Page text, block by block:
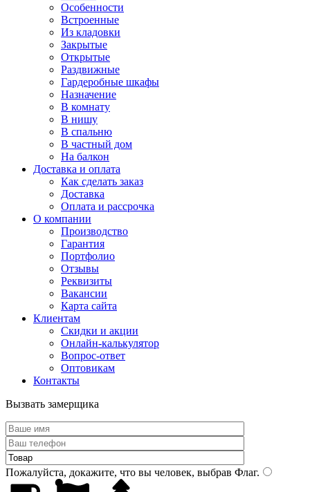
Особенности
Встроенные
Из кладовки
Закрытые
Открытые
Раздвижные
Гардеробные шкафы
Назначение
В комнату
В нишу
В спальню
В частный дом
На балкон
Доставка и оплата
Как сделать заказ
Доставка
Оплата и рассрочка
О компании
Производство
Гарантия
Портфолио
Отзывы
Реквизиты
Вакансии
Карта сайта
Клиентам
Скидки и акции
Онлайн-калькулятор
Вопрос-ответ
Оптовикам
Контакты
Вызвать замерщика
Пожалуйста, докажите, что вы человек, выбрав Флаг.